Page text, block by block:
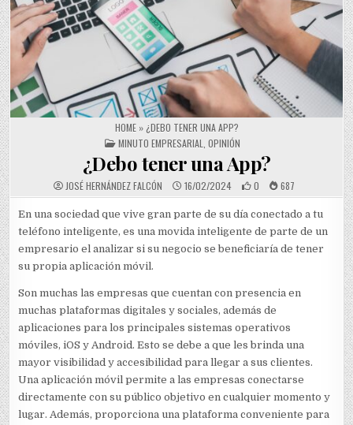
HOME» ¿DEBO TENER UNA APP?
POSTED IN
MINUTO EMPRESARIAL OPINIÓN
¿Debo tener una App?
JOSÉ HERNÁNDEZ FALCÓN 16/02/2024 0 687
En una sociedad que vive gran parte de su día conectado a tu
teléfono inteligente, es una movida inteligente de parte de un
empresario el analizar si su negocio se beneficiaría de tener
su propia aplicación móvil.
Son muchas las empresas que cuentan con presencia en
muchas plataformas digitales y sociales, además de
aplicaciones para los principales sistemas operativos
móviles, iOS y Android. Esto se debe a que les brinda una
mayor visibilidad y accesibilidad para llegar a sus clientes.
Una aplicación móvil permite a las empresas conectarse
directamente con su público objetivo en cualquier momento y
lugar. Además, proporciona una plataforma conveniente para